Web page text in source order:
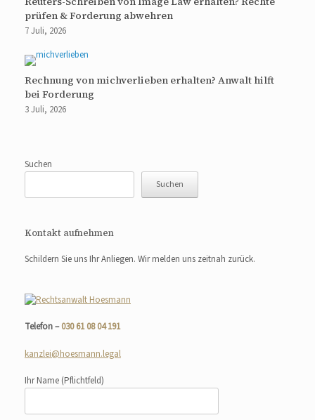
prüfen & Forderung abwehren
7 Juli, 2026
Rechnung von michverlieben erhalten? Anwalt hilft
bei Forderung
3 Juli, 2026
Suchen
Suchen
Kontakt aufnehmen
Schildern Sie uns Ihr Anliegen. Wir melden uns zeitnah zurück.
Telefon –030 61 08 04 191
kanzlei@hoesmann.legal
Ihr Name (Pflichtfeld)